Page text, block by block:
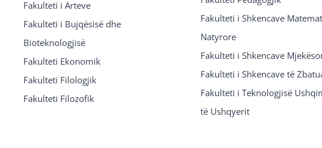
Fakulteti i Arteve
Fakulteti i Bujqësisë dhe
Bioteknologjisë
Fakulteti Ekonomik
Fakulteti Filologjik
Fakulteti Filozofik
Fakulteti i Shkencave
Natyrore
Fakulteti i Shkencave
Fakulteti i Shkencave të
Fakulteti i Teknologjisë
të Ushqyerit